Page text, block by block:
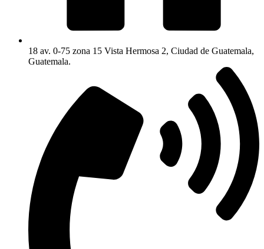
18 av. 0-75 zona 15 Vista Hermosa 2, Ciudad de Guatemala,
Guatemala.